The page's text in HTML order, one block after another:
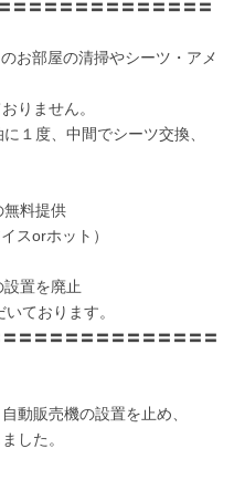
〓〓〓〓〓〓〓〓〓〓〓〓〓
お部屋の清掃やシーツ・アメ
りません。
１度、中間でシーツ交換、
無料提供
スorホット）
置を廃止
ております。
〓〓〓〓〓〓〓〓〓〓〓〓〓
動販売機の設置を止め、
した。